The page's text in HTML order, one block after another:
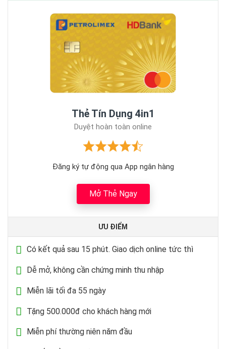
Thẻ Tín Dụng 4in1
Duyệt hoàn toàn online
Đăng ký tự động qua App ngân hàng
Mở Thẻ Ngay
ƯU ĐIỂM
Có kết quả sau 15 phút. Giao dịch online tức thì
Dễ mở, không cần chứng minh thu nhập
Miễn lãi tối đa 55 ngày
Tặng 500.000đ cho khách hàng mới
Miễn phí thường niên năm đầu